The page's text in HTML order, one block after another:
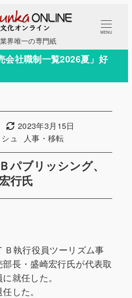
界唯一の専門紙
MENU
会社職制一覧2026夏」好
パブリッシング、
行氏
更新日2023年3月15日
ュ カテゴリー
人事・移転
Ｂ執行役員ツーリズム事
長・盛崎宏行氏が代表取
就任した。
した。